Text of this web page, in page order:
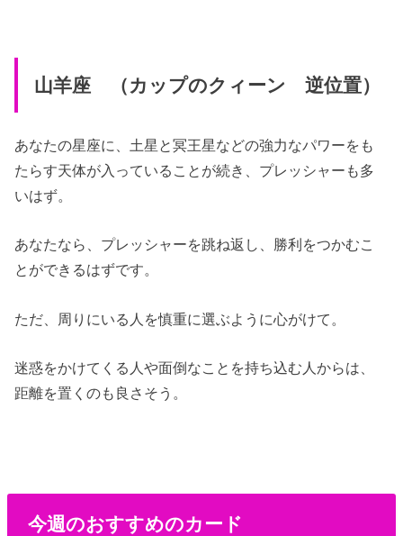
山羊座 （カップのクィーン 逆位置）
あなたの星座に、土星と冥王星などの強力なパワーをも
たらす天体が入っていることが続き、プレッシャーも多
いはず。
あなたなら、プレッシャーを跳ね返し、勝利をつかむこ
とができるはずです。
ただ、周りにいる人を慎重に選ぶように心がけて。
迷惑をかけてくる人や面倒なことを持ち込む人からは、
距離を置くのも良さそう。
今週のおすすめのカード